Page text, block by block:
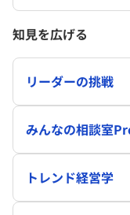
知見を広げる
リーダーの挑戦
みんなの相談室
トレンド経営学